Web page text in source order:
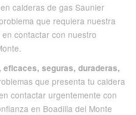
calderas de gas Saunier
que requiera nuestra
contactar con nuestro
seguras, duraderas,
que presenta tu caldera
contactar urgentemente con
en Boadilla del Monte